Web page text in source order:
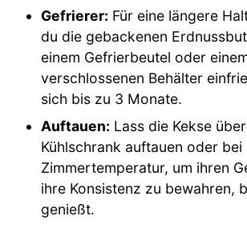
Gefrierer: Für eine längere
du die gebackenen
einem Gefrierbeutel oder
verschlossenen Behälter
sich bis zu 3 Monate.
Auftauen: Lass die Kekse
Kühlschrank auftauen oder bei
Zimmertemperatur, um ihren
ihre Konsistenz zu bewahren,
genießt.